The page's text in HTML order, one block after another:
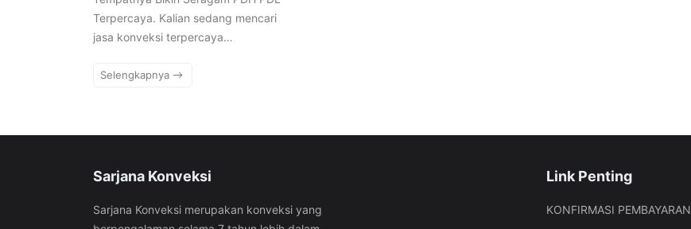
Terpercaya. Kalian sedang mencari
jasa konveksi terpercaya…
Selengkapnya
Sarjana Konveksi
Sarjana Konveksi merupakan konveksi yang
Link Penting
KONFIRMASI PEMBAYARAN